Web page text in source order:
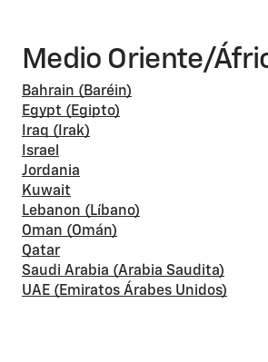
Medio Oriente/
Bahrain (Baréin)
Egypt (Egipto)
Iraq (Irak)
Israel
Jordania
Kuwait
Lebanon (Líbano)
Oman (Omán)
Qatar
Saudi Arabia (Arabia Saudita)
UAE (Emiratos Árabes Unidos)